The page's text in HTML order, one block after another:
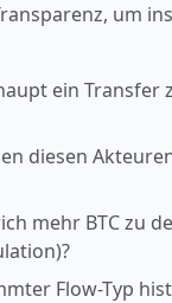
um
ein Transfer
diesen
mehr BTC zu
Flow-Typ